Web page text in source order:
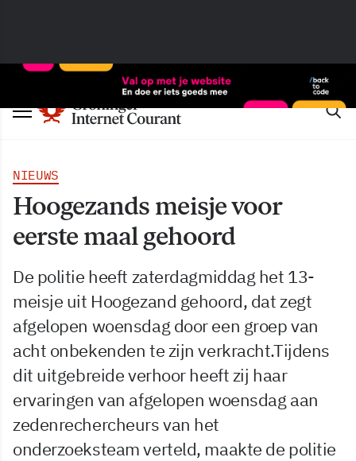
NIEUWS
Hoogezands meisje voor
eerste maal gehoord
De politie heeft zaterdagmiddag het 13-
meisje uit Hoogezand gehoord, dat zegt
afgelopen woensdag door een groep van
acht onbekenden te zijn verkracht.Tijdens
dit uitgebreide verhoor heeft zij haar
ervaringen van afgelopen woensdag aan
zedenrechercheurs van het
onderzoeksteam verteld, maakte de politie